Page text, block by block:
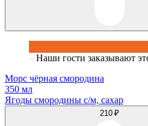
Наши гости заказывают
Морс чёрная смородина
350 мл
Ягоды смородины с/м, сахар
210 ₽